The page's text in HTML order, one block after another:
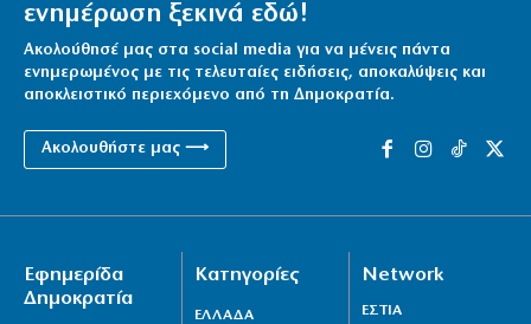
ενημέρωση ξεκινά εδώ!
Ακολούθησέ μας στα social media για να μένεις πάντα
ενημερωμένος με τις τελευταίες ειδήσεις, αποκαλύψεις και
αποκλειστικό περιεχόμενο από τη Δημοκρατία.
Ακολουθήστε μας ⟶
Εφημερίδα
Δημοκρατία
Κατηγορίες
ΕΛΛΑΔΑ
Network
ΕΣΤΙΑ